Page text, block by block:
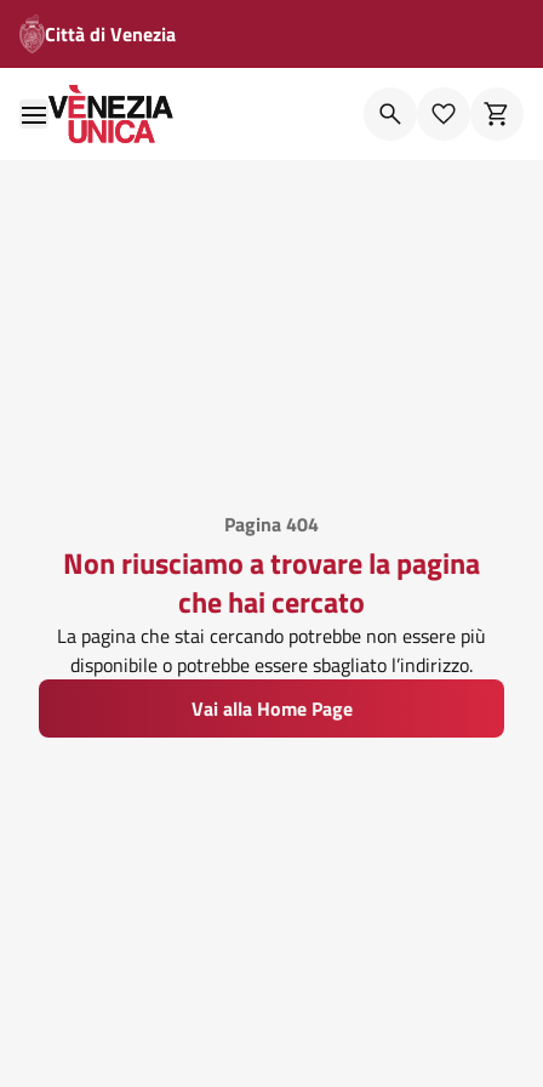
Città di Venezia
Pagina 404
Non riusciamo a trovare la pagina
che hai cercato
La pagina che stai cercando potrebbe non essere più
disponibile o potrebbe essere sbagliato l’indirizzo.
Vai alla Home Page